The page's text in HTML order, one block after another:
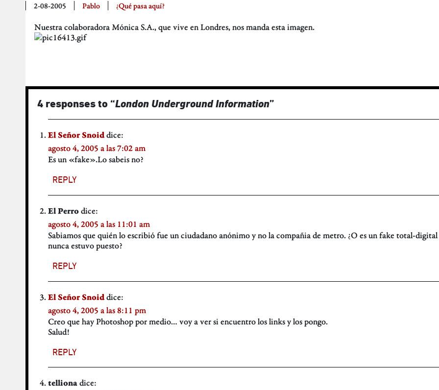
2-08-2005 Pablo ¿Qué pasa aquí?
Nuestra colaboradora Mónica S.A., que vive en Londres, nos manda esta imagen.
4 responses to “London Underground Information”
El Señor Snoiddice:
agosto 4, 2005 a las 7:02 am
Es un «fake».Lo sabeis no?
REPLY
El Perrodice:
agosto 4, 2005 a las 11:01 am
Sabiamos que quién lo escribió fue un ciudadano anónimo y no la compañia de metro. ¿O es un fake total-
nunca estuvo puesto?
REPLY
El Señor Snoiddice:
agosto 4, 2005 a las 8:11 pm
Creo que hay Photoshop por medio… voy a ver si encuentro los links y los pongo.
Salud!
REPLY
tellionadice: